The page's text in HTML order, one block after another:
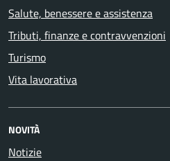
Salute, benessere e assistenza
Tributi, finanze e contravvenzioni
Turismo
Vita lavorativa
NOVITÀ
Notizie